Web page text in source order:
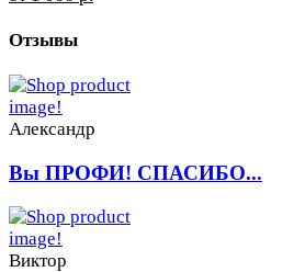
Отзывы
Александр
Вы ПРОФИ! СПАСИБО...
Виктор